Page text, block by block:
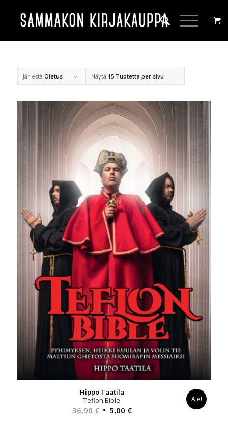
Järjestä Oletus Näytä 15 Tuotetta per sivu
Hippo Taatila
Teflon Bible
36,90€ Alkuperäinen
5,00 €Nykyinen
Ale!